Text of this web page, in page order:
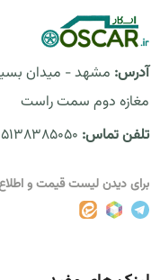
آدرس:
مغازه دوم سمت راست
تلفن تماس:
برای دیدن لیست قیمت و